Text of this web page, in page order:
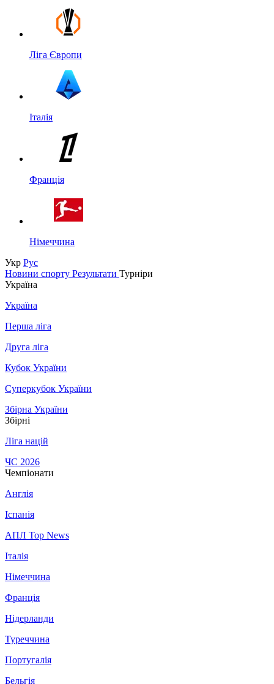
Ліга Європи
Італія
Франція
Німеччина
Укр Рус
Новини спорту Результати Турніри
Україна
Україна
Перша ліга
Друга ліга
Кубок України
Суперкубок України
Збірна України
Збірні
Ліга націй
ЧС 2026
Чемпіонати
Англія
Іспанія
АПЛ Top News
Італія
Німеччина
Франція
Нідерланди
Туреччина
Португалія
Бельгія